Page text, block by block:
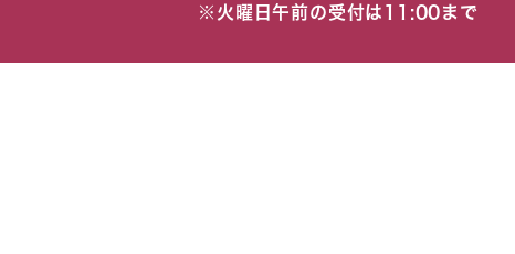
※火曜日午前の受付は11:00まで